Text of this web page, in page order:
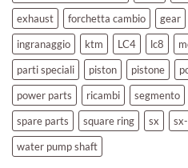
exhaust
forchetta cambio gear
ingranaggio
ktm LC4 lc8
parti speciali
piston pistone
power parts
ricambi segmento
spare parts
square ring sx
water pump shaft